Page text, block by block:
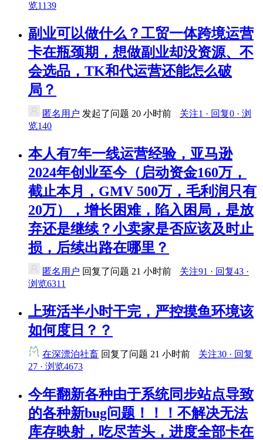
览1139
副业可以做什么？工贸一体跨境运营
卡在瓶颈期，想做副业却没资源、不
会选品，TK和代运营还能怎么破
局？
匿名用户 发起了问题 20 小时前
关注1 · 回复0 · 浏
览140
本人有7年一线运营经验，亚马逊
2024年创业至今（启动资金160万，
截止本月，GMV 500万，毛利润只有
20万），增长困难，陷入困局，是放
弃还是继续？小卖家是否应该及时止
损，后续出路在哪里？
匿名用户 回复了问题 21 小时前
关注91 · 回复43 ·
浏览6311
上班活半小时干完，严控摸鱼环境该
如何度日？？
在深漂泊社畜 回复了问题 21 小时前
关注30 · 回复
27 · 浏览4673
今年翻新各种由于系统同步站点导致
的各种新bug问题！！！不解决无法
库存映射，吃尽苦头，进度全部卡在